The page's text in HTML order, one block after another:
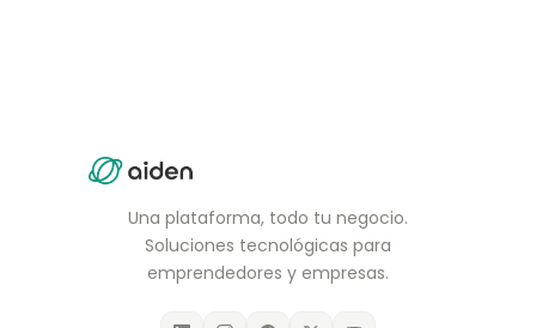
Una plataforma, todo tu negocio.
Soluciones tecnológicas para
emprendedores y empresas.